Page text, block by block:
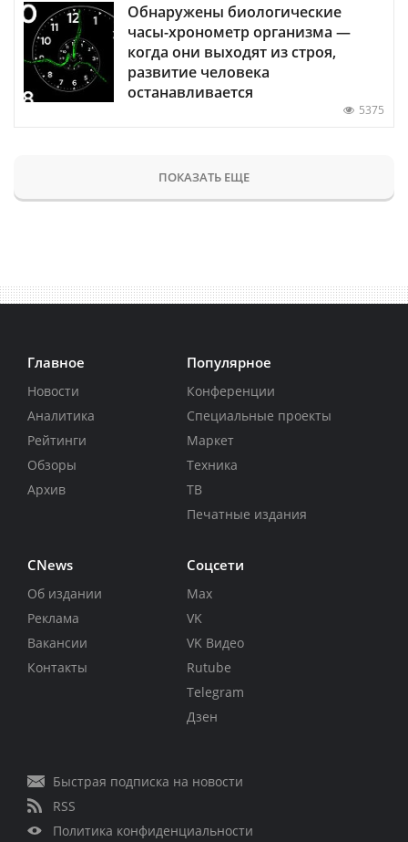
Обнаружены биологические
часы-хронометр организма —
когда они выходят из строя,
развитие человека
останавливается
5375
ПОКАЗАТЬ ЕЩЕ
Главное
Новости
Аналитика
Рейтинги
Обзоры
Архив
Популярное
Конференции
Специальные проекты
Маркет
Техника
ТВ
Печатные издания
CNews
Об издании
Реклама
Вакансии
Контакты
Соцсети
Max
VK
VK Видео
Rutube
Telegram
Дзен
Быстрая подписка на новости
RSS
Политика конфиденциальности